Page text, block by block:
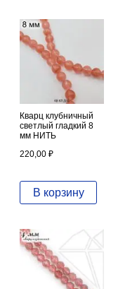
Кварц клубничный
светлый гладкий 8
мм НИТЬ
220,00 ₽
В корзину